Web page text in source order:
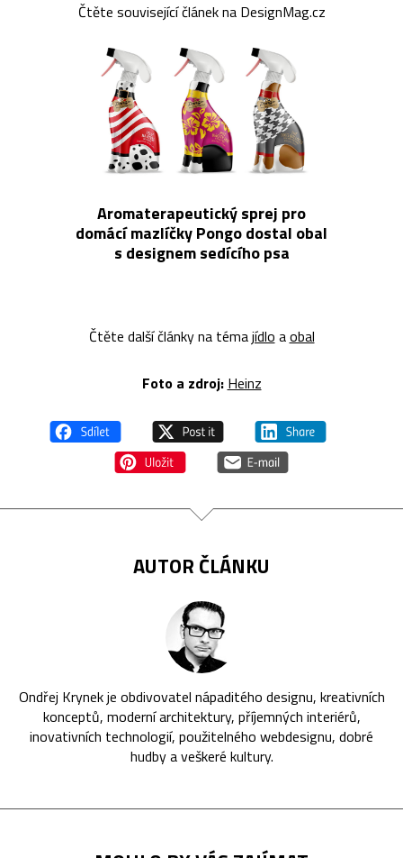
Čtěte související článek na DesignMag.cz
Aromaterapeutický sprej pro
domácí mazlíčky Pongo dostal obal
s designem sedícího psa
Čtěte další články na témajídlo aobal
Foto a zdroj: Heinz
AUTOR ČLÁNKU
Ondřej Krynek je obdivovatel nápaditého designu, kreativních
konceptů, moderní architektury, příjemných interiérů,
inovativních technologií, použitelného webdesignu, dobré
hudby a veškeré kultury.